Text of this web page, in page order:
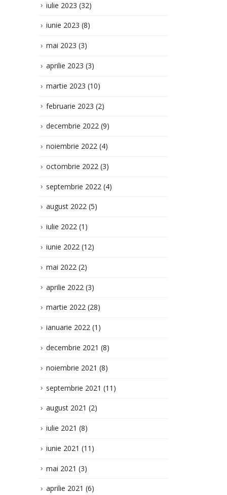
iulie 2023 (32)
iunie 2023 (8)
mai 2023 (3)
aprilie 2023 (3)
martie 2023 (10)
februarie 2023 (2)
decembrie 2022 (9)
noiembrie 2022 (4)
octombrie 2022 (3)
septembrie 2022 (4)
august 2022 (5)
iulie 2022 (1)
iunie 2022 (12)
mai 2022 (2)
aprilie 2022 (3)
martie 2022 (28)
ianuarie 2022 (1)
decembrie 2021 (8)
noiembrie 2021 (8)
septembrie 2021 (11)
august 2021 (2)
iulie 2021 (8)
iunie 2021 (11)
mai 2021 (3)
aprilie 2021 (6)